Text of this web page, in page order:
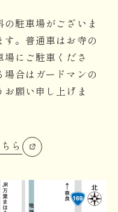
駐車場がございま
。普通車はお寺の
にご駐車くださ
合はガードマンの
願い申し上げま
ら